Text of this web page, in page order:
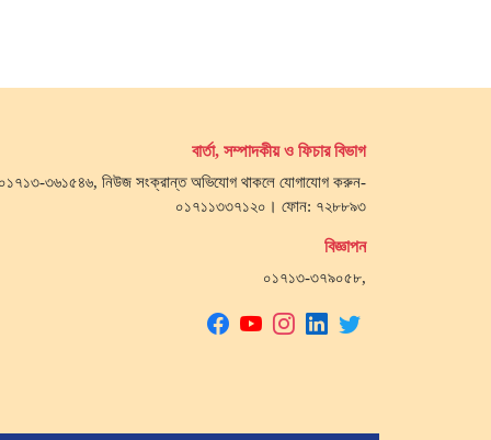
বার্তা, সম্পাদকীয় ও ফিচার বিভাগ
০১৭১৩-৩৬১৫৪৬, নিউজ সংক্রান্ত অভিযোগ থাকলে যোগাযোগ করুন-
০১৭১১৩৩৭১২০। ফোন: ৭২৮৮৯৩
বিজ্ঞাপন
০১৭১৩-৩৭৯০৫৮,